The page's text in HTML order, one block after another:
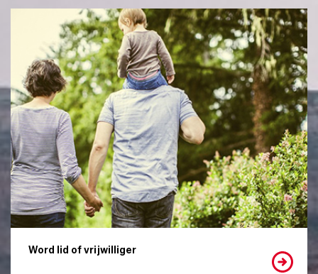
Word lid of vrijwilliger